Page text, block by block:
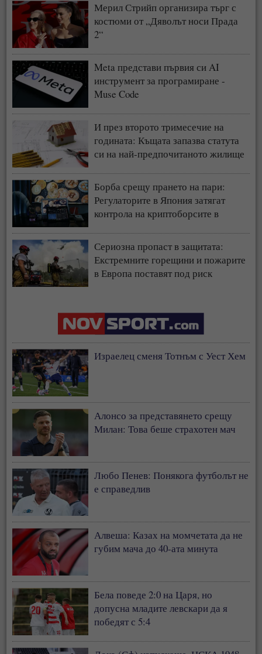
Мерил Стрийп организира търг с
костюми от „Дяволът носи Прада
2“
Meta представи първия си AI
инструмент за програмиране -
Muse Code
И през второто тримесечие на
годината: Къщата запазва статута
си на най-предпочитаното жилище
Борба срещу прането на пари:
Регулаторите в Япония затягат
контрола на криптоборсите в
Сериозна пропаст в защитата:
Екстремните горещини и пожарите
в Европа поставят под риск
Израелец сменя Тотнъм с Уест Хем
Алонсо за представянето срещу
Милан: Това беше страхотен мач
Любо Пенев: Понякога футболът не
е справедлив
Алвеша: Казах на момчетата да не
губим мача до 40-ата минута
Бела поведе 2:0 на Царя, но
допусна младите левскари да я
победят с 5:4